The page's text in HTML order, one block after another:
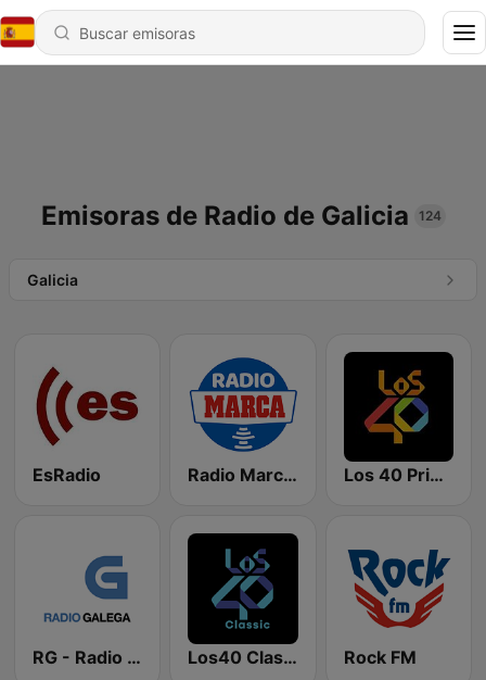
Emisoras de Radio de Galicia 124
Galicia
EsRadio Radio Marca Nacional Los 40 Principales
RG - Radio Galega Los40 Classic Rock FM